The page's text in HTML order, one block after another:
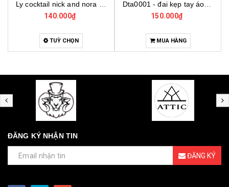
150.000₫
MUA HÀNG
4.000.000₫
MUA HÀNG
ĐĂNG KÝ NHẬN TIN
ĐĂNG KÝ